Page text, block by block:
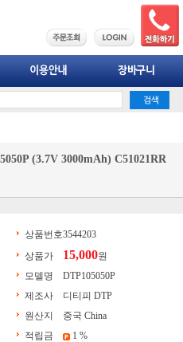
(3.7V 3000mAh) C51021RR
상품번호3544203
상품가
15,000원
모델명
DTP105050P
제조사
디티피 DTP
원산지
중국 China
적립금
1 %